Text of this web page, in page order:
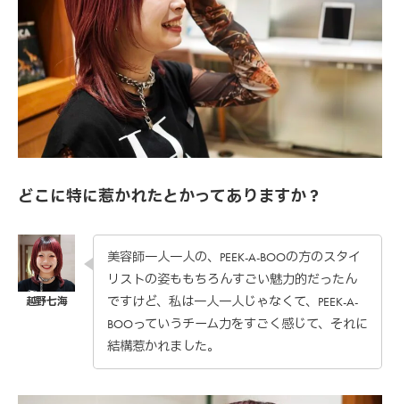
どこに特に惹かれたとかってありますか？
美容師一人一人の、PEEK-A-BOOの方のスタイ
リストの姿ももちろんすごい魅力的だったん
ですけど、私は一人一人じゃなくて、PEEK-A-
BOOっていうチーム力をすごく感じて、それに
結構惹かれました。